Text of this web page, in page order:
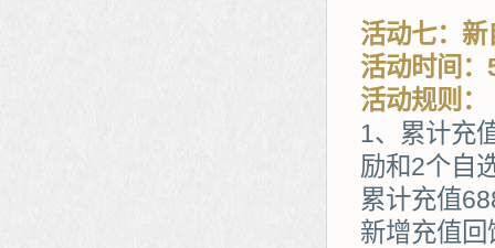
活动七：
活动时间
活动规则：
1、累计充
励和2个自
累计充值
新增充值